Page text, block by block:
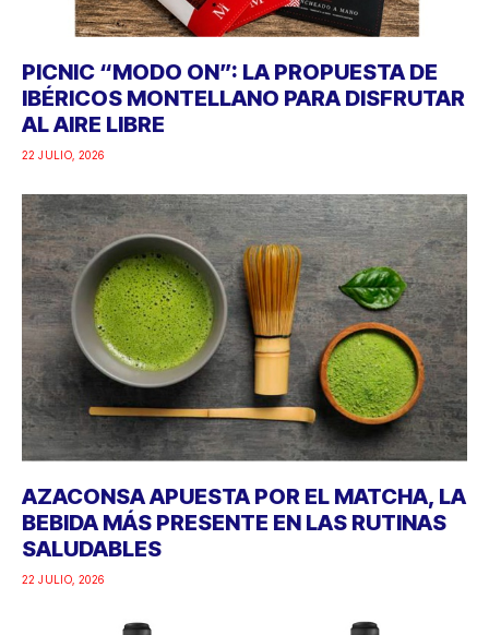
PICNIC “MODO ON”: LA PROPUESTA DE
IBÉRICOS MONTELLANO PARA DISFRUTAR
AL AIRE LIBRE
22 JULIO, 2026
AZACONSA APUESTA POR EL MATCHA, LA
BEBIDA MÁS PRESENTE EN LAS RUTINAS
SALUDABLES
22 JULIO, 2026